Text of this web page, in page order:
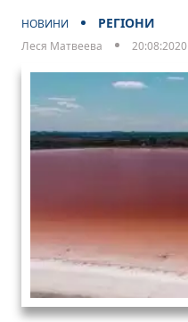
НОВИНИ РЕГІОНИ
Леся Матвеева 20:08:2020